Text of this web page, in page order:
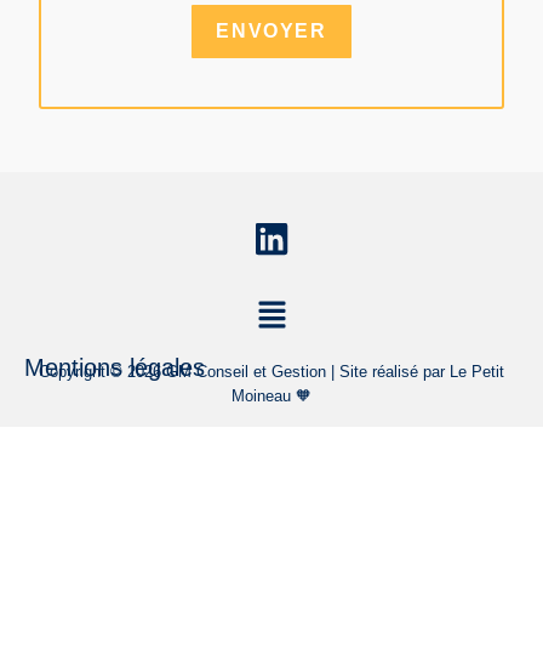
ENVOYER
Mentions légales
Copyright © 2026 GM Conseil et Gestion | Site réalisé par Le Petit
Moineau 🧡